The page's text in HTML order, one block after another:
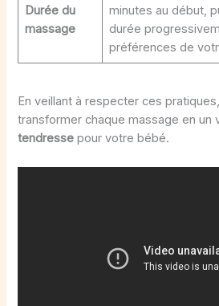
Durée du
massage
minutes au début,
durée
préférences de
En veillant à respecter ces
transformer chaque massage en un
tendresse pour votre bébé.